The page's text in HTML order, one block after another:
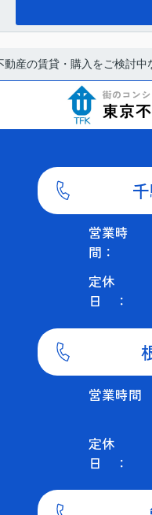
動産の賃貸・購入をご検討中
営業時
間：
定休
日 ：
営業時間
定休
日 ：